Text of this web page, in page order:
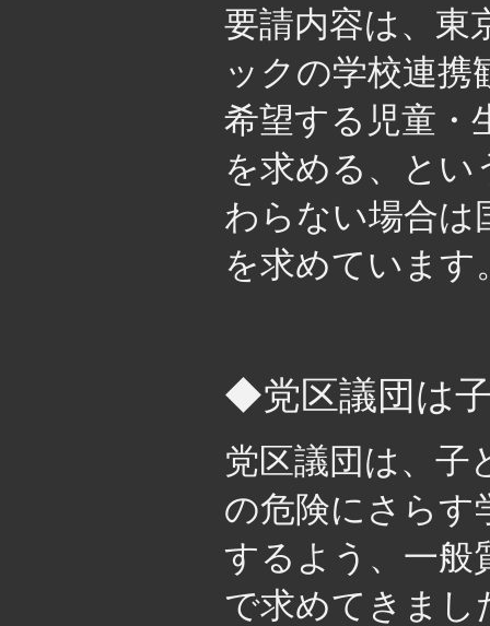
要請内容は、東
ックの学校連携
希望する児童・
を求める、とい
わらない場合は
を求めています
◆党区議団は
党区議団は、子
の危険にさらす
するよう、一般
で求めてきまし